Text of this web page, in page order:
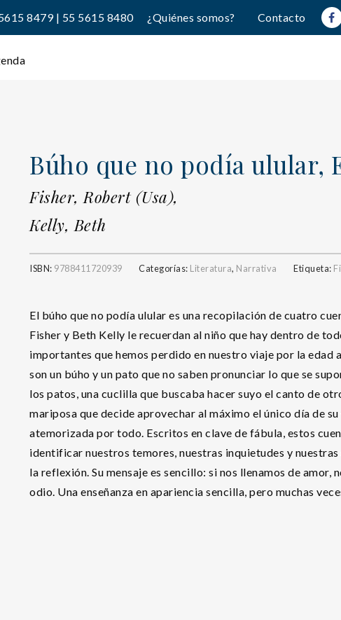
8479 | 55 5615 8480 ¿Quiénes somos? Contacto
Búho que no podía ulular,
Fisher, Robert (Usa),
Kelly, Beth
ISBN: 9788411720939 Categorías: Literatura, Narrativa Etiqueta:
El búho que no podía ulular es una recopilación de cuatro
Fisher y Beth Kelly le recuerdan al niño que hay dentro de
importantes que hemos perdido en nuestro viaje por la edad
son un búho y un pato que no saben pronunciar lo que se
los patos, una cuclilla que buscaba hacer suyo el canto de
mariposa que decide aprovechar al máximo el único día de
atemorizada por todo. Escritos en clave de fábula, estos
identificar nuestros temores, nuestras inquietudes y
la reflexión. Su mensaje es sencillo: si nos llenamos de amor,
odio. Una enseñanza en apariencia sencilla, pero muchas